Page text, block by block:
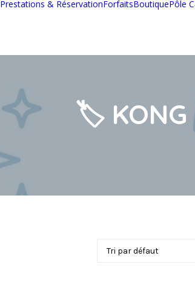
Prestations & RéservationForfaitsBoutiquePôle
🏷️ KONG